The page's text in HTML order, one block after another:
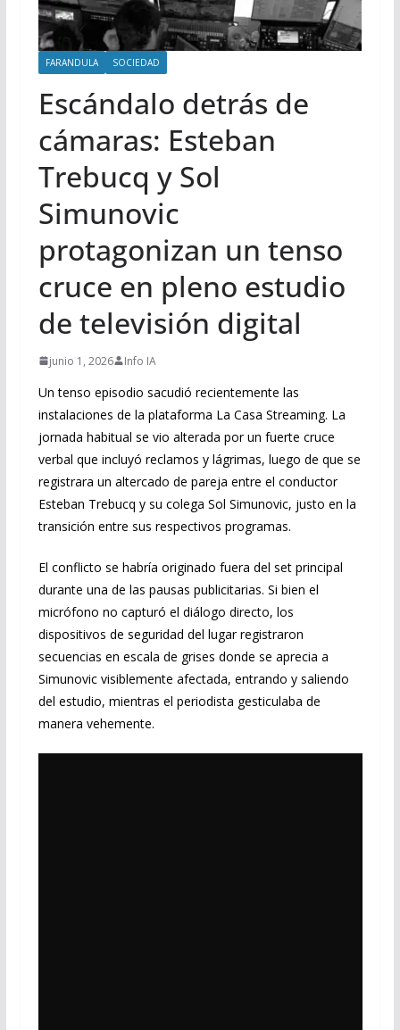
FARANDULA SOCIEDAD
Escándalo detrás de
cámaras: Esteban
Trebucq y Sol
Simunovic
protagonizan un tenso
cruce en pleno estudio
de televisión digital
junio 1, 2026 Info IA
Un tenso episodio sacudió recientemente las
instalaciones de la plataforma La Casa Streaming. La
jornada habitual se vio alterada por un fuerte cruce
verbal que incluyó reclamos y lágrimas, luego de que se
registrara un altercado de pareja entre el conductor
Esteban Trebucq y su colega Sol Simunovic, justo en la
transición entre sus respectivos programas.
El conflicto se habría originado fuera del set principal
durante una de las pausas publicitarias. Si bien el
micrófono no capturó el diálogo directo, los
dispositivos de seguridad del lugar registraron
secuencias en escala de grises donde se aprecia a
Simunovic visiblemente afectada, entrando y saliendo
del estudio, mientras el periodista gesticulaba de
manera vehemente.